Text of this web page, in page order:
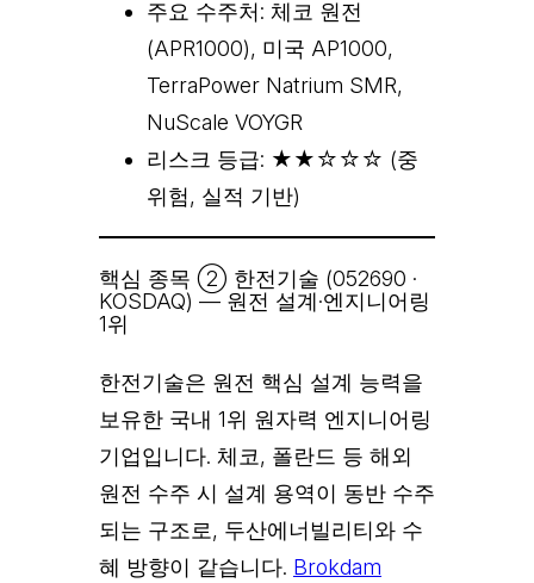
주요 수주처: 체코 원전
(APR1000), 미국 AP1000,
TerraPower Natrium SMR,
NuScale VOYGR
리스크 등급: ★★☆☆☆ (중
위험, 실적 기반)
핵심 종목 ② 한전기술 (052690 ·
KOSDAQ) — 원전 설계·엔지니어링
1위
한전기술은 원전 핵심 설계 능력을
보유한 국내 1위 원자력 엔지니어링
기업입니다. 체코, 폴란드 등 해외
원전 수주 시 설계 용역이 동반 수주
되는 구조로, 두산에너빌리티와 수
혜 방향이 같습니다. Brokdam